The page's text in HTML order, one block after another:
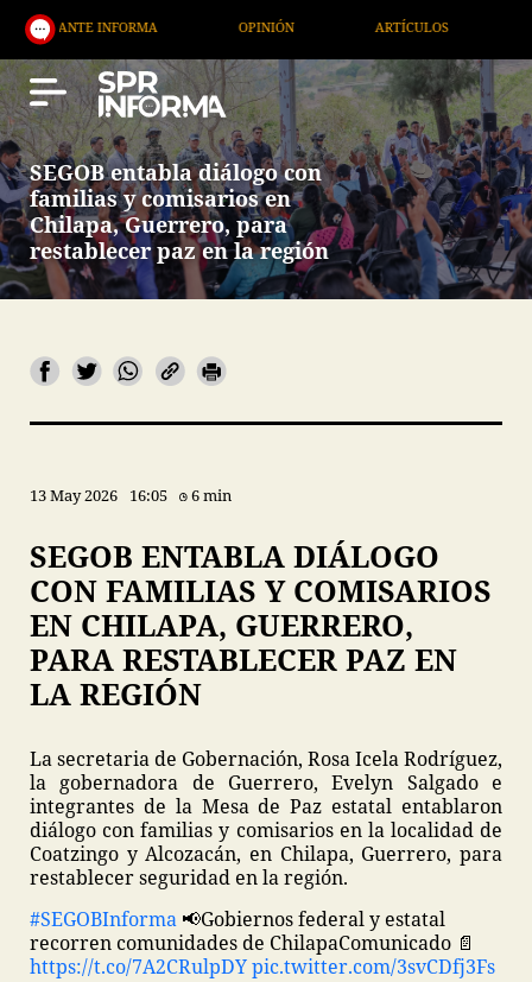
OPINIÓN ARTÍCULOS ARTE /
SEGOB entabla diálogo con
familias y comisarios en
Chilapa, Guerrero, para
restablecer paz en la región
13 May 2026 16:05 6 min
SEGOB ENTABLA DIÁLOGO
CON FAMILIAS Y COMISARIOS
EN CHILAPA, GUERRERO,
PARA RESTABLECER PAZ EN
LA REGIÓN
La secretaria de Gobernación, Rosa Icela Rodríguez,
la gobernadora de Guerrero, Evelyn Salgado e
integrantes de la Mesa de Paz estatal entablaron
diálogo con familias y comisarios en la localidad de
Coatzingo y Alcozacán, en Chilapa, Guerrero, para
restablecer seguridad en la región.
#SEGOBInforma 📢Gobiernos federal y estatal
recorren comunidades de ChilapaComunicado 📄
https://t.co/7A2CRulpDYpic.twitter.com/3svCDfj3Fs